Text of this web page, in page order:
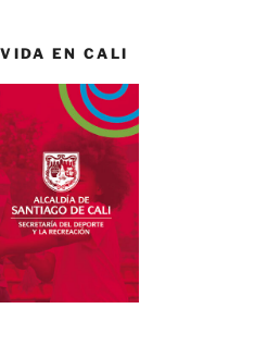
EN CALI